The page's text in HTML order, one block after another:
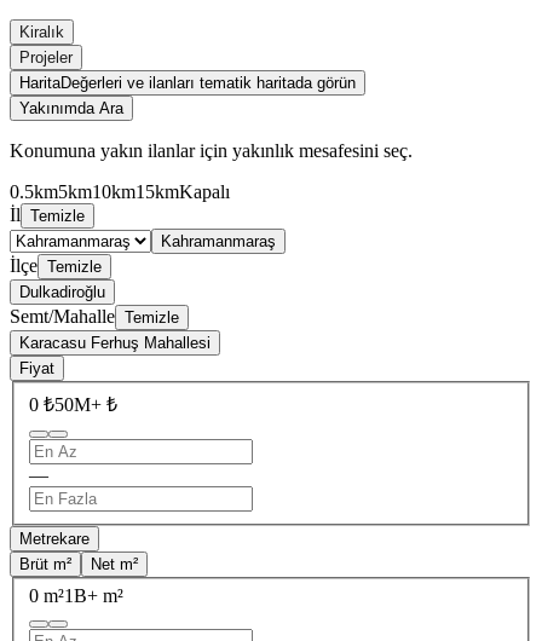
Kiralık
Projeler
HaritaDeğerleri ve ilanları tematik haritada görün
Yakınımda Ara
Konumuna yakın ilanlar için yakınlık mesafesini seç.
0.5km5km10km15kmKapalı
İl Temizle
Kahramanmaraş
İlçe Temizle
Dulkadiroğlu
Semt/Mahalle Temizle
Karacasu Ferhuş Mahallesi
Fiyat
0 ₺50M+ ₺
—
Metrekare
Brüt m²
Net m²
0 m²1B+ m²